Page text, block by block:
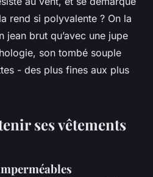
rend si polyvalente ? On la
jean brut qu’avec une jupe
son tombé souple
- des plus fines aux plus
ses vêtements